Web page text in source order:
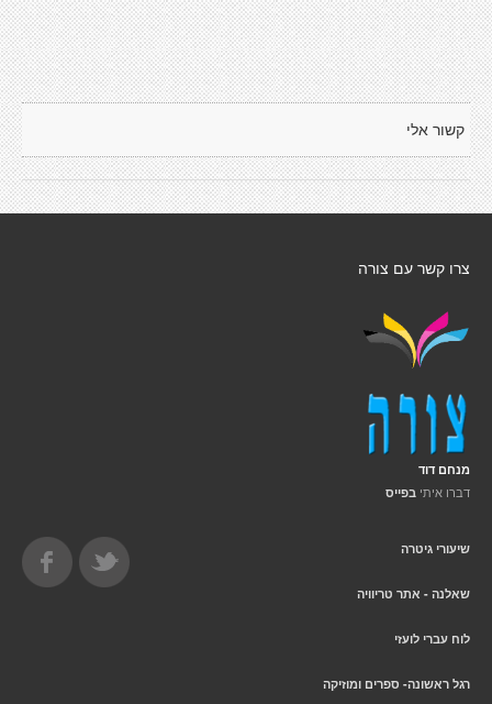
קשור אלי
צרו קשר עם צורה
מנחם דוד
דברו איתי בפייס
שיעורי גיטרה
שאלנה - אתר טריוויה
לוח עברי לועזי
רגל ראשונה- ספרים ומוזיקה